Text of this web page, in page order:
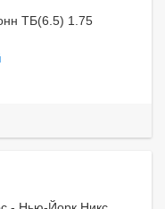
ТБ(6.5) 1.75